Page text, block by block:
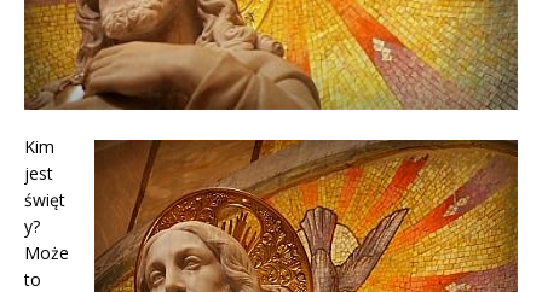
Kim
jest
święt
y?
Może
to